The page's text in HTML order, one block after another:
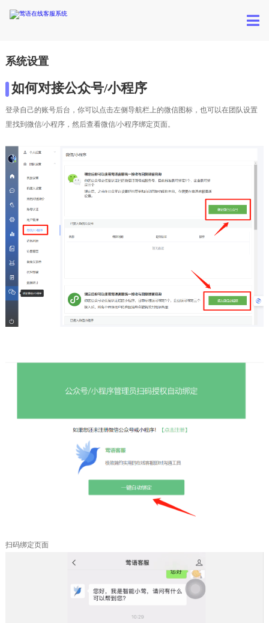
系统设置
如何对接公众号/小程序
登录自己的账号后台，你可以点击左侧导航栏上的微信图标，也可以在团队设置
里找到微信/小程序，然后查看微信/小程序绑定页面。
扫码绑定页面